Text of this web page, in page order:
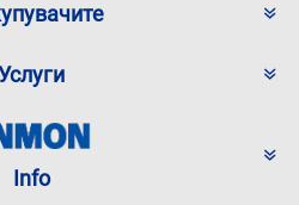
Info